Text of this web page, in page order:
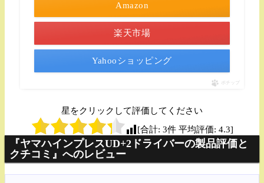
Amazon
楽天市場
Yahooショッピング
ポチップ
星をクリックして評価してください
[合計: 3件 平均評価: 4.3]
『ヤマハインプレスUD+2ドライバーの製品評価と
クチコミ』へのレビュー